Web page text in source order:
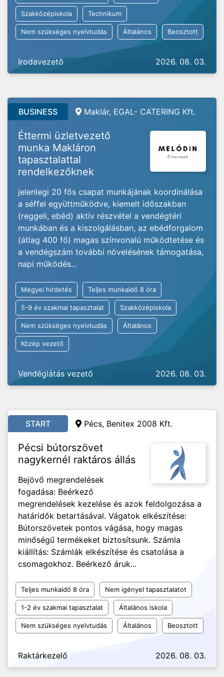
Szakközépiskola Technikum
Nem szükséges nyelvtudás Általános Beosztott
Irodavezető 2026. 08. 03.
BUSINESS Maklár, EGAL- CATERING Kft.
Éttermi üzletvezető
munka Makláron
tapasztalattal
rendelkezőknek
jelenlegi 20 fős csapat munkájának koordinálása
a séffel együttműködve, kiemelt időszakban
(reggeli, ebéd) aktív részvétel a vendégtéri
munkában és a kiszolgálásban, az ebédforgalom
(átlag 400 fő) magas színvonalú működtetése és
a vendégszám további növelésének támogatása,
napi működés...
Megyei hirdetés Teljes munkaidő 8 óra
5-9 év szakmai tapasztalat Szakközépiskola
Nem szükséges nyelvtudás Általános
Közép vezető
Vendéglátás vezető 2026. 08. 03.
START Pécs, Benitex 2008 Kft.
Pécsi bútorszövet
nagykernél raktáros állás
Bejövő megrendelések
fogadása: Beérkező
megrendelések kezelése és azok feldolgozása a
határidők betartásával. Vágatok elkészítése:
Bútorszövetek pontos vágása, hogy magas
minőségű termékeket biztosítsunk. Számla
kiállítás: Számlák elkészítése és csatolása a
csomagokhoz. Beérkező áruk...
Teljes munkaidő 8 óra Nem igényel tapasztalatot
1-2 év szakmai tapasztalat Általános iskola
Nem szükséges nyelvtudás Általános Beosztott
Raktárkezelő 2026. 08. 03.